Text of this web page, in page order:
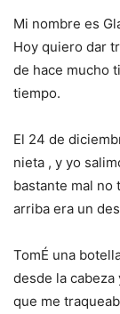
Mi nombre es
Hoy quiero dar
de hace mucho
tiempo.
El 24 de
nieta , y yo
bastante mal no
arriba era un
TomÉ una
desde la
que me